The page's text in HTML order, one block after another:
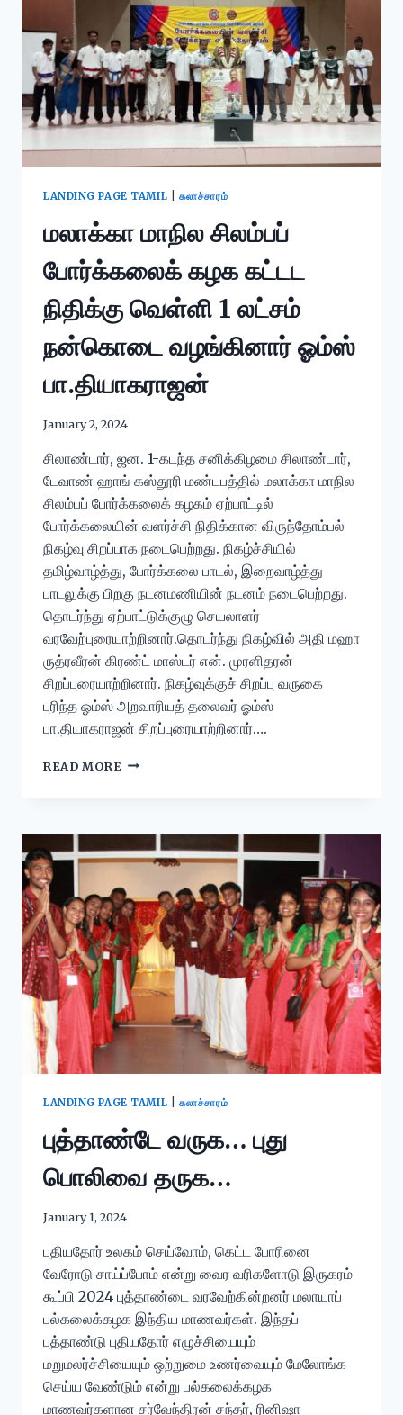
LANDING PAGE TAMIL கலாச்சாரம்
மலாக்கா மாநில சிலம்பப்
போர்க்கலைக் கழக கட்டட
நிதிக்கு வெள்ளி 1 லட்சம்
நன்கொடை வழங்கினார் ஓம்ஸ்
பா.தியாகராஜன்
January 2, 2024
சிலாண்டார், ஜன. 1-கடந்த சனிக்கிழமை சிலாண்டார்,
டேவாண் ஹாங் கஸ்தூரி மண்டபத்தில் மலாக்கா மாநில
சிலம்பப் போர்க்கலைக் கழகம் ஏற்பாட்டில்
போர்க்கலையின் வளர்ச்சி நிதிக்கான விருந்தோம்பல்
நிகழ்வு சிறப்பாக நடைபெற்றது. நிகழ்ச்சியில்
தமிழ்வாழ்த்து, போர்க்கலை பாடல், இறைவாழ்த்து
பாடலுக்கு பிறகு நடனமணியின் நடனம் நடைபெற்றது.
தொடர்ந்து ஏற்பாட்டுக்குழு செயலாளர்
வரவேற்புரையாற்றினார்.தொடர்ந்து நிகழ்வில் அதி மஹா
ருத்ரவீரன் கிரண்ட் மாஸ்டர் என். முரளிதரன்
சிறப்புரையாற்றினார். நிகழ்வுக்குச் சிறப்பு வருகை
புரிந்த ஓம்ஸ் அறவாரியத் தலைவர் ஓம்ஸ்
பா.தியாகராஜன் சிறப்புரையாற்றினார்….
READ MORE
LANDING PAGE TAMIL கலாச்சாரம்
புத்தாண்டே வருக… புது
பொலிவை தருக…
January 1, 2024
புதியதோர் உலகம் செய்வோம், கெட்ட போரினை
வேரோடு சாய்ப்போம் என்று வைர வரிகளோடு இருகரம்
கூப்பி 2024 புத்தாண்டை வரவேற்கின்றனர் மலாயாப்
பல்கலைக்கழக இந்திய மாணவர்கள். இந்தப்
புத்தாண்டு புதியதோர் எழுச்சியையும்
மறுமலர்ச்சியையும் ஒற்றுமை உணர்வையும் மேலோங்க
செய்ய வேண்டும் என்று பல்கலைக்கழக
மாணவர்களான சர்வேந்திரன் சந்தர், ரினிஷா